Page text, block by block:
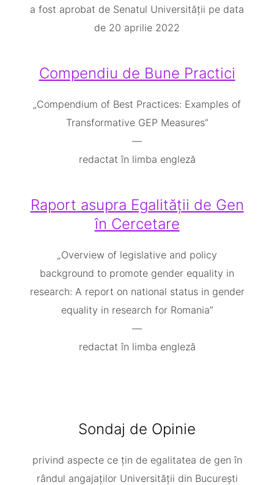
a fost aprobat de Senatul Universității pe data
de 20 aprilie 2022
Compendiu de Bune Practici
„Compendium of Best Practices: Examples of
Transformative GEP Measures”
—
redactat în limba engleză
Raport asupra Egalității de Gen
în Cercetare
„Overview of legislative and policy
background to promote gender equality in
research: A report on national status in gender
equality in research for Romania”
—
redactat în limba engleză
Sondaj de Opinie
privind aspecte ce țin de egalitatea de gen în
rândul angajaților Universității din București